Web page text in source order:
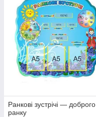
Ранкові зустрічі — доброго
ранку